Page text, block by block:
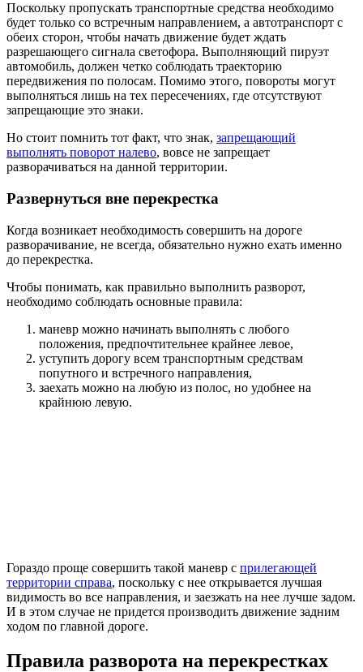
Поскольку пропускать транспортные средства необходимо
будет только со встречным направлением, а автотранспорт с
обеих сторон, чтобы начать движение будет ждать
разрешающего сигнала светофора. Выполняющий пируэт
автомобиль, должен четко соблюдать траекторию
передвижения по полосам. Помимо этого, повороты могут
выполняться лишь на тех пересечениях, где отсутствуют
запрещающие это знаки.
Но стоит помнить тот факт, что знак, запрещающий
выполнять поворот налево, вовсе не запрещает
разворачиваться на данной территории.
Развернуться вне перекрестка
Когда возникает необходимость совершить на дороге
разворачивание, не всегда, обязательно нужно ехать именно
до перекрестка.
Чтобы понимать, как правильно выполнить разворот,
необходимо соблюдать основные правила:
маневр можно начинать выполнять с любого
положения, предпочтительнее крайнее левое,
уступить дорогу всем транспортным средствам
попутного и встречного направления,
заехать можно на любую из полос, но удобнее на
крайнюю левую.
Гораздо проще совершить такой маневр с прилегающей
территории справа, поскольку с нее открывается лучшая
видимость во все направления, и заезжать на нее лучше задом.
И в этом случае не придется производить движение задним
ходом по главной дороге.
Правила разворота на перекрестках